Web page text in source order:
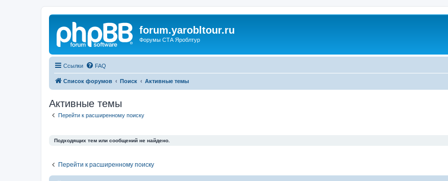
forum.yarobltour.ru
Форумы СТА Яроблтур
Ссылки FAQ
Список форумов Поиск Активные темы
Активные темы
Перейти к расширенному поиску
Подходящих тем или сообщений не найдено.
Перейти к расширенному поиску